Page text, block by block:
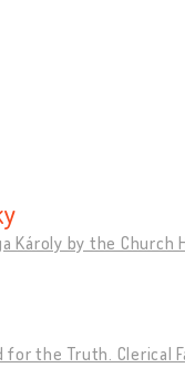
Károly by the
the Truth. Clerical